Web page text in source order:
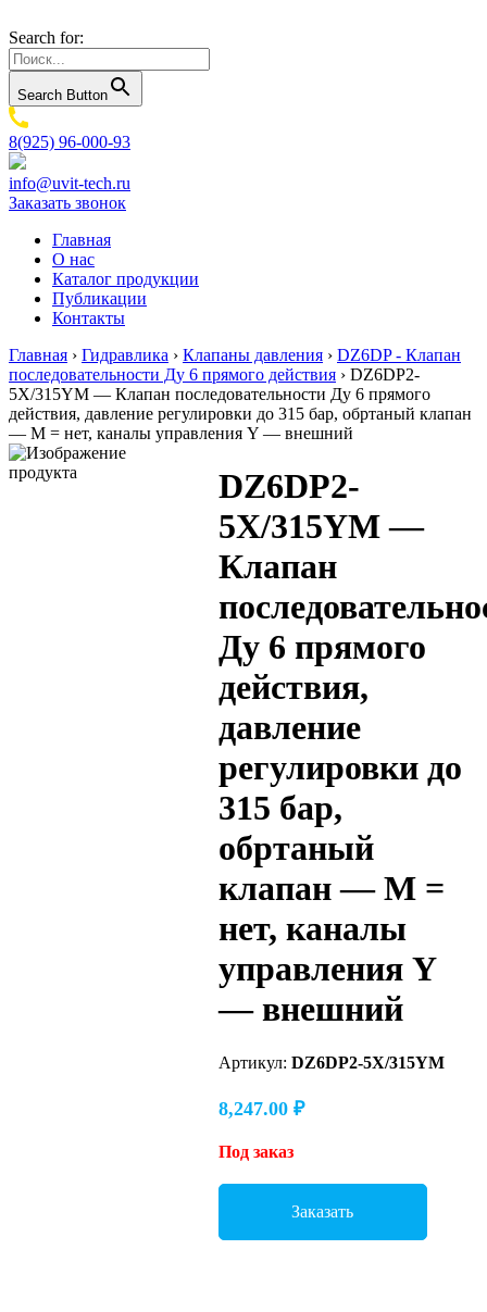
Search for:
Search Button
8(925) 96-000-93
info@uvit-tech.ru
Заказать звонок
Главная
О нас
Каталог продукции
Публикации
Контакты
Главная › Гидравлика › Клапаны давления › DZ6DP - Клапан
последовательности Ду 6 прямого действия › DZ6DP2-
5X/315YM — Клапан последовательности Ду 6 прямого
действия, давление регулировки до 315 бар, обртаный клапан
— M = нет, каналы управления Y — внешний
DZ6DP2-
5X/315YM —
Клапан
Ду 6 прямого
действия,
давление
регулировки до
315 бар,
обртаный
клапан — M =
нет, каналы
управления Y
— внешний
Артикул: DZ6DP2-5X/315YM
8,247.00 ₽
Под заказ
Заказать